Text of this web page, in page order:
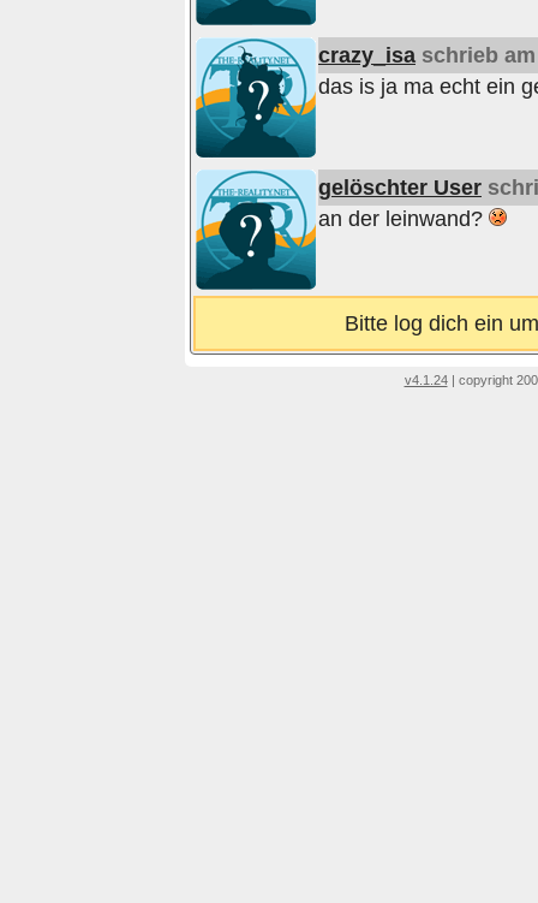
crazy_isa schrieb am
das is ja ma echt ein
gelöschter User
an der leinwand?
Bitte log dich ein
v4.1.24| copyright